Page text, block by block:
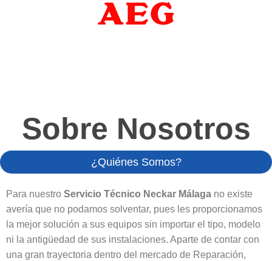
Sobre Nosotros
¿Quiénes Somos?
Para nuestro Servicio Técnico Neckar Málaga no existe
avería que no podamos solventar, pues les proporcionamos
la mejor solución a sus equipos sin importar el tipo, modelo
ni la antigüedad de sus instalaciones. Aparte de contar con
una gran trayectoria dentro del mercado de Reparación,